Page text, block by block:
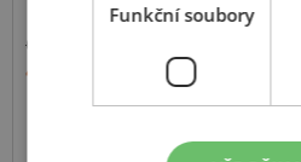
6 534 Kč
4 907 Kč
Na prodejně v
Funkční soubory